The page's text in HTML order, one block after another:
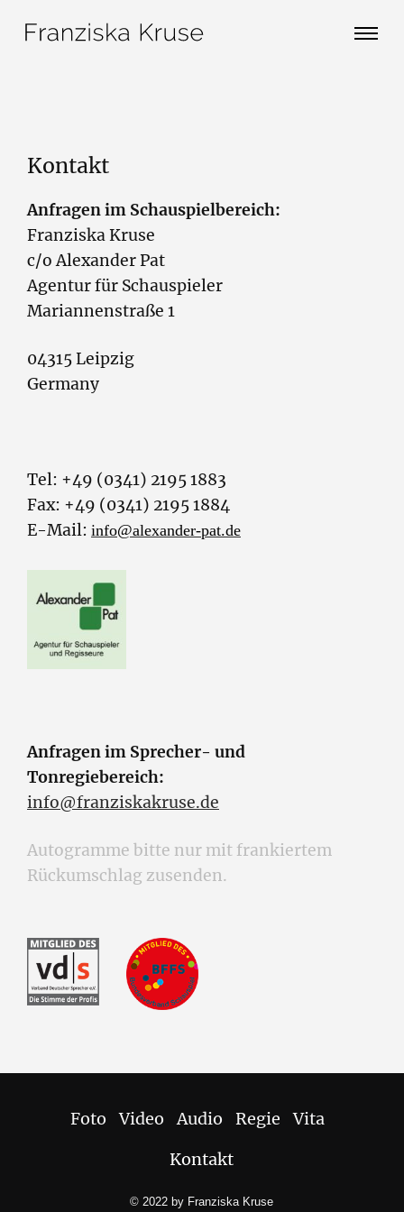
Search
Kontakt
Anfragen im Schauspielbereich:
Franziska Kruse
c/o Alexander Pat
Agentur für Schauspieler
Mariannenstraße 1
04315 Leipzig
Germany
Tel: +49 (0341) 2195 1883
Fax: +49 (0341) 2195 1884
E-Mail: info@alexander-pat.de
Anfragen im Sprecher- und
Tonregiebereich:
info@franziskakruse.de
Autogramme bitte nur mit frankiertem
Rückumschlag zusenden.
Foto Video Audio Regie
Vita
Kontakt
© 2022 by Franziska Kruse